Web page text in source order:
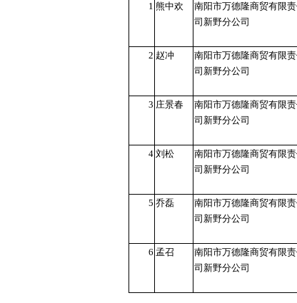
1 熊中欢
南阳市万德隆商贸有限
司新野分公司
2 赵冲
南阳市万德隆商贸有限
司新野分公司
3 庄景春
南阳市万德隆商贸有限
司新野分公司
4 刘松
南阳市万德隆商贸有限
司新野分公司
5 乔磊
南阳市万德隆商贸有限
司新野分公司
6 孟召
南阳市万德隆商贸有限
司新野分公司